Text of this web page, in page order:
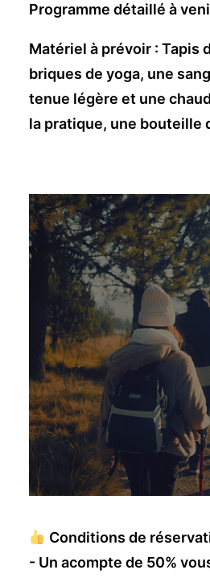
Programme détaillé à
Matériel à prévoir : Tapis
briques de yoga, une
tenue légère et une
la pratique, une bouteille
Conditions de
- Un acompte de 50%